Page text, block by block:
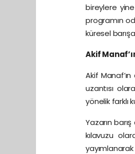
bireylere yine
programın
küresel
Akif
Akif
uzantısı
yönelik farklı
Yazarın
kılavuzu